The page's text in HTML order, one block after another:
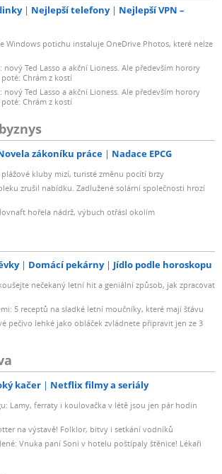
Nejlepší telefony
Nejlepší VPN –
Windows potichu instaluje OneDrive Photos, které nelze
Ted Lasso a akční Lioness. Ale především horory
Chrám z kostí
Ted Lasso a akční Lioness. Ale především horory
Chrám z kostí
zákoníku práce Nadace EPCG
kluby mizí, turisté změnu pocítí brzy
zrušil nabídku. Zadlužené solární společnosti hrozí
hořela nádrž, výbuch otřásl okolím
Domácí pekárny Jídlo podle horoskopu
nečekaný letní hit a geniální způsob, jak zpracovat
5 receptů na sladké letní moučníky, které mají šťávu
pečivo lehké jako obláček zvládnete připravit jen ze 3
kačer Netflix filmy a seriály
Lamy, ferraty i koulovačka v létě jsou jen pár hodin
na výstavě! Folklor, bitvy i setkání vodníků
Vnuka paní Soni v hotelu poštípaly štěnice! Lékaři